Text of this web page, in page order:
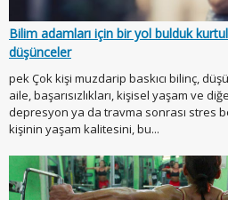
Bilim adamları için bir yol bulduk
düşünceler
pek Çok kişi muzdarip baskıcı bilinç,
aile, başarısızlıkları, kişisel yaşam ve
depresyon ya da travma sonrası stres
kişinin yaşam kalitesini, bu...